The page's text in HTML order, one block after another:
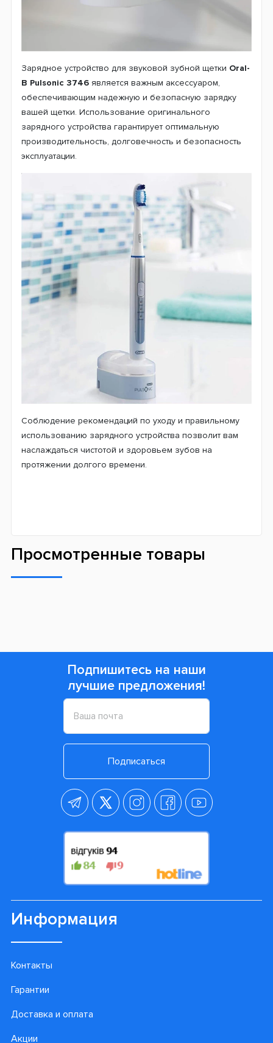
Зарядное устройство для звуковой зубной щетки Oral-
B Pulsonic 3746 является важным аксессуаром,
обеспечивающим надежную и безопасную зарядку
вашей щетки. Использование оригинального
зарядного устройства гарантирует оптимальную
производительность, долговечность и безопасность
эксплуатации.
Соблюдение рекомендаций по уходу и правильному
использованию зарядного устройства позволит вам
наслаждаться чистотой и здоровьем зубов на
протяжении долгого времени.
Просмотренные товары
Подпишитесь на наши
лучшие предложения!
Подписаться
Информация
Контакты
Гарантии
Доставка и оплата
Акции